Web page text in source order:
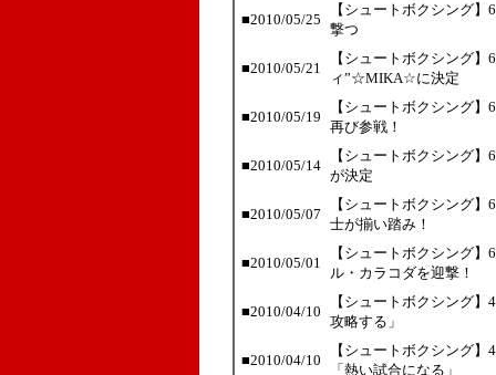
■2010/05/25
【シュートボクシング
撃つ
■2010/05/21
【シュートボクシング
ィ”☆MIKA☆に決定
■2010/05/19
【シュートボクシング
再び参戦！
■2010/05/14
【シュートボクシング
が決定
■2010/05/07
【シュートボクシング
士が揃い踏み！
■2010/05/01
【シュートボクシング
ル・カラコダを迎撃！
■2010/04/10
【シュートボクシング
攻略する」
■2010/04/10
【シュートボクシング
「熱い試合になる」